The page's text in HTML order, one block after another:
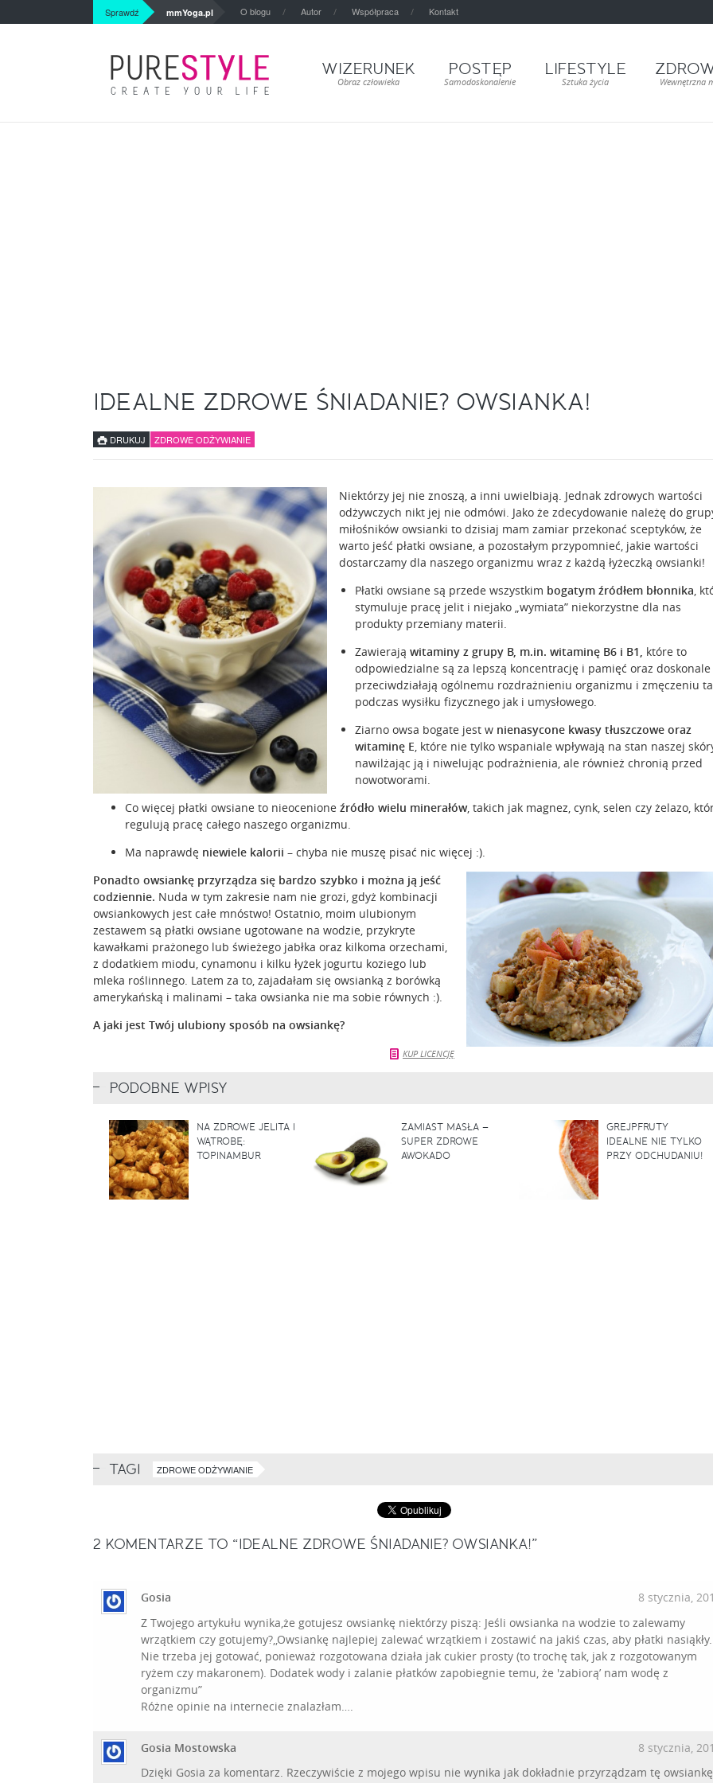
WIZERUNEK
Obraz człowieka
POSTĘP
Samodoskonalenie
LIFESTYLE
Sztuka życia Wewnętrzna
Sprawdź mmYoga.pl O blogu Autor Współpraca Kontakt
IDEALNE ZDROWE ŚNIADANIE? OWSIANKA!
DRUKUJ ZDROWE ODŻYWIANIE
Niektórzy jej nie znoszą, a inni uwielbiają. Jednak zdrowych wartości
odżywczych nikt jej nie odmówi. Jako że zdecydowanie należę do
miłośników owsianki to dzisiaj mam zamiar przekonać sceptyków, że
warto jeść płatki owsiane, a pozostałym przypomnieć, jakie wartości
dostarczamy dla naszego organizmu wraz z każdą łyżeczką owsianki!
Płatki owsiane są przede wszystkim bogatym źródłem błonnika,
stymuluje pracę jelit i niejako „wymiata” niekorzystne dla nas
produkty przemiany materii.
Zawierają witaminy z grupy B, m.in. witaminę B6 i B1, które to
odpowiedzialne są za lepszą koncentrację i pamięć oraz doskonale
przeciwdziałają ogólnemu rozdrażnieniu organizmu i zmęczeniu
podczas wysiłku fizycznego jak i umysłowego.
Ziarno owsa bogate jest w nienasycone kwasy tłuszczowe oraz
witaminę E, które nie tylko wspaniale wpływają na stan naszej
nawilżając ją i niwelując podrażnienia, ale również chronią przed
nowotworami.
Co więcej płatki owsiane to nieocenione źródło wielu minerałów, takich jak magnez, cynk, selen czy żelazo,
regulują pracę całego naszego organizmu.
Ma naprawdę niewiele kalorii – chyba nie muszę pisać nic więcej :).
Ponadto owsiankę przyrządza się bardzo szybko i można ją jeść
codziennie. Nuda w tym zakresie nam nie grozi, gdyż kombinacji
owsiankowych jest całe mnóstwo! Ostatnio, moim ulubionym
zestawem są płatki owsiane ugotowane na wodzie, przykryte
kawałkami prażonego lub świeżego jabłka oraz kilkoma orzechami,
z dodatkiem miodu, cynamonu i kilku łyżek jogurtu koziego lub
mleka roślinnego. Latem za to, zajadałam się owsianką z borówką
amerykańską i malinami – taka owsianka nie ma sobie równych :).
A jaki jest Twój ulubiony sposób na owsiankę?
KUP LICENCJĘ
PODOBNE WPISY
NA ZDROWE JELITA I
WĄTROBĘ:
TOPINAMBUR
ZAMIAST MASŁA –
SUPER ZDROWE
AWOKADO
GREJPFRUTY
IDEALNE NIE TYLKO
PRZY ODCHUDANIU!
TAGI ZDROWE ODŻYWIANIE
2 KOMENTARZE TO “IDEALNE ZDROWE ŚNIADANIE? OWSIANKA!”
Gosia
8 stycznia,
Z Twojego artykułu wynika,że gotujesz owsiankę niektórzy piszą: Jeśli owsianka na wodzie to zalewamy
wrzątkiem czy gotujemy?,,Owsiankę najlepiej zalewać wrzątkiem i zostawić na jakiś czas, aby płatki nasiąkły.
Nie trzeba jej gotować, ponieważ rozgotowana działa jak cukier prosty (to trochę tak, jak z rozgotowanym
ryżem czy makaronem). Dodatek wody i zalanie płatków zapobiegnie temu, że 'zabiorą’ nam wodę z
organizmu”
Różne opinie na internecie znalazłam….
Gosia Mostowska
8 stycznia,
Dzięki Gosia za komentarz. Rzeczywiście z mojego wpisu nie wynika jak dokładnie przyrządzam tę